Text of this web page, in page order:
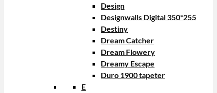
Design
Designwalls Digital 350*255
Destiny
Dream Catcher
Dream Flowery
Dreamy Escape
Duro 1900 tapeter
E